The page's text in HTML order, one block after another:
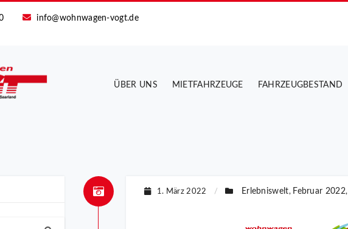
info@wohnwagen-vogt.de
ÜBER UNS MIETFAHRZEUGE FAHRZEUGBESTAND
1. März 2022 / Erlebniswelt, Februar 2022,